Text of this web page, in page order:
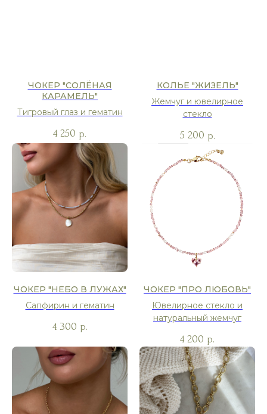
ЧОКЕР "СОЛЁНАЯ
КАРАМЕЛЬ"
Тигровый глаз и гематин
4 250 р.
КОЛЬЕ "ЖИЗЕЛЬ"
Жемчуг и ювелирное
стекло
5 200 р.
ЧОКЕР "НЕБО В ЛУЖАХ"
Сапфирин и гематин
4 300 р.
ЧОКЕР "ПРО ЛЮБОВЬ"
Ювелирное стекло и
натуральный жемчуг
4 200 р.